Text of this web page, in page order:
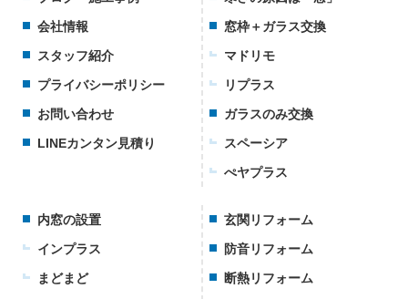
会社情報
スタッフ紹介
プライバシーポリシー
お問い合わせ
LINEカンタン見積り
窓枠＋ガラス交換
マドリモ
リプラス
ガラスのみ交換
スペーシア
ぺヤプラス
内窓の設置
インプラス
まどまど
玄関リフォーム
防音リフォーム
断熱リフォーム